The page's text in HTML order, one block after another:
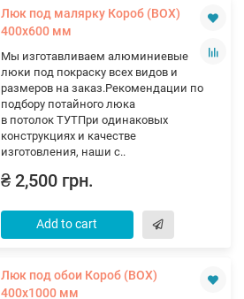
Люк под малярку Короб (ВОХ)
400х600 мм
Мы изготавливаем алюминиевые
люки под покраску всех видов и
размеров на заказ.Рекомендации по
подбору потайного люка
в потолок ТУТПри одинаковых
конструкциях и качестве
изготовления, наши с..
₴ 2,500 грн.
Add to cart
Люк под обои Короб (ВОХ)
400х1000 мм